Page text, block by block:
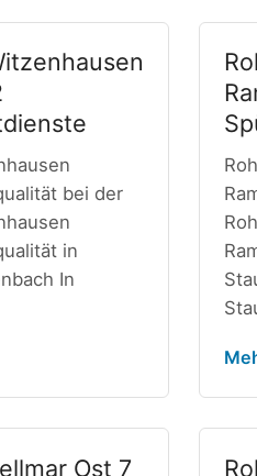
bei der
in
In
Ost 7